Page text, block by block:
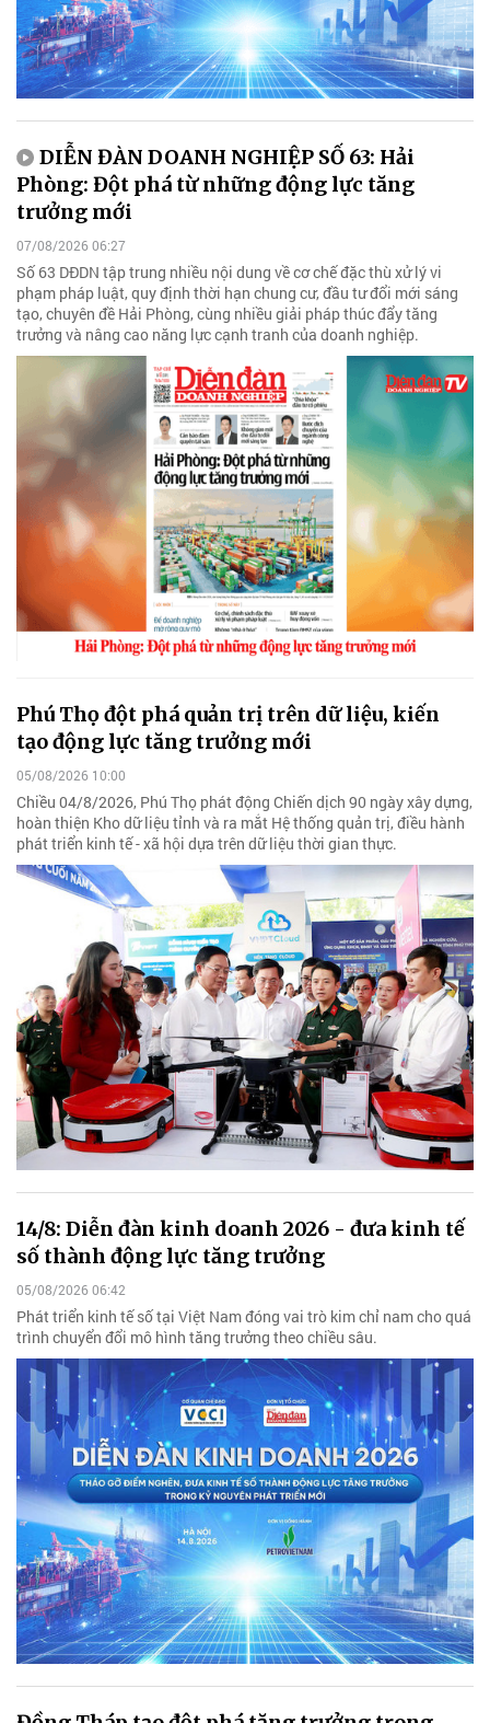
DIỄN ĐÀN DOANH NGHIỆP SỐ 63: Hải
Phòng: Đột phá từ những động lực tăng
trưởng mới
07/08/2026 06:27
Số 63 DĐDN tập trung nhiều nội dung về cơ chế đặc thù xử lý vi
phạm pháp luật, quy định thời hạn chung cư, đầu tư đổi mới sáng
tạo, chuyên đề Hải Phòng, cùng nhiều giải pháp thúc đẩy tăng
trưởng và nâng cao năng lực cạnh tranh của doanh nghiệp.
Phú Thọ đột phá quản trị trên dữ liệu, kiến
tạo động lực tăng trưởng mới
05/08/2026 10:00
Chiều 04/8/2026, Phú Thọ phát động Chiến dịch 90 ngày xây dựng,
hoàn thiện Kho dữ liệu tỉnh và ra mắt Hệ thống quản trị, điều hành
phát triển kinh tế - xã hội dựa trên dữ liệu thời gian thực.
14/8: Diễn đàn kinh doanh 2026 - đưa kinh tế
số thành động lực tăng trưởng
05/08/2026 06:42
Phát triển kinh tế số tại Việt Nam đóng vai trò kim chỉ nam cho quá
trình chuyển đổi mô hình tăng trưởng theo chiều sâu.